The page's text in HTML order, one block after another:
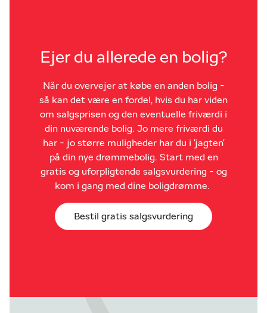
Ejer du allerede en bolig?
Når du overvejer at købe en anden bolig -
så kan det være en fordel, hvis du har viden
om salgsprisen og den eventuelle friværdi i
din nuværende bolig. Jo mere friværdi du
har - jo større muligheder har du i 'jagten'
på din nye drømmebolig. Start med en
gratis og uforpligtende salgsvurdering - og
kom i gang med dine boligdrømme.
Bestil gratis salgsvurdering